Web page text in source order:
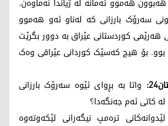
سەرۆک بارزانی کە لەناو ئەو هەموو
هەرێمی کوردستانی عێراق بە دوور بگرێت
بوو. بۆ هیچ کەسێک کوردانی عێراقی وەک
واتا بە بڕوای ئێوە سەرۆک بارزانی
لە کاتی ئەم جەنگەدا؟
ترەمپ نیگەرانی لێکەوتەوە